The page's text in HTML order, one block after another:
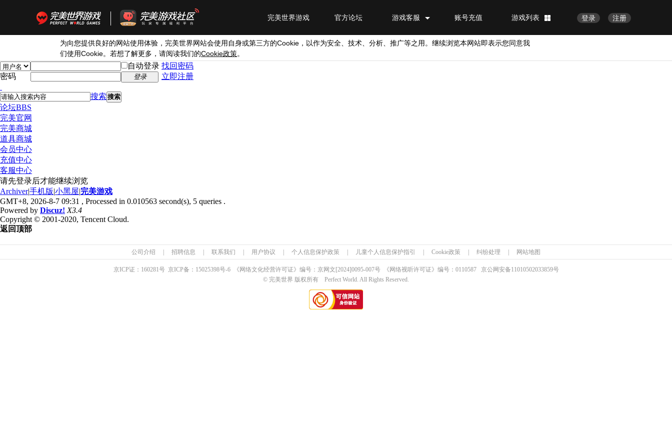
注册
登录
游戏列表
账号充值
游戏客服
官方论坛
完美世界游戏
为向您提供良好的网站使用体验，完美世界网站会使用自身或第三方的Cookie ，以作为安全、技术、分析、推广等之用。继续浏览本网站即表示您同意我
们使用Cookie。若想了解更多，请阅读我们的Cookie政策。
自动登录 找回密码
密码
登录 立即注册
搜索 搜索
论坛BBS
完美官网
完美商城
道具商城
会员中心
充值中心
客服中心
请先登录后才能继续浏览
Archiver|手机版|小黑屋|完美游戏
GMT+8, 2026-8-7 09:31 , Processed in 0.010563 second(s), 5 queries .
Powered by Discuz! X3.4
Copyright © 2001-2020, Tencent Cloud.
返回顶部
公司介绍 招聘信息 联系我们 用户协议 个人信息保护政策 儿童个人信息保护指引 Cookie政策 纠纷处理 网站地图
京ICP证： 160281号 京ICP备： 15025398号-6 《网络文化经营许可证》编号：京网文 [2024]0095-007号 《网络视听许可证》编号：0110587京公网安备11010502033859号
© 完美世界 版权所有 Perfect World. All Rights Reserved.